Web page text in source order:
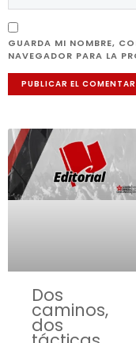
GUARDA MI NOMBRE,
NAVEGADOR PARA LA
Dos
caminos,
dos